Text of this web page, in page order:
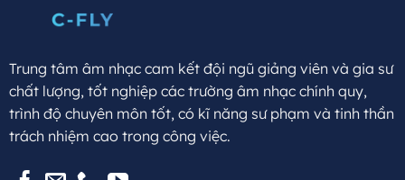
Trung tâm âm nhạc cam kết đội ngũ giảng viên và gia sư
chất lượng, tốt nghiệp các trường âm nhạc chính quy,
trình độ chuyên môn tốt, có kĩ năng sư phạm và tinh thần
trách nhiệm cao trong công việc.